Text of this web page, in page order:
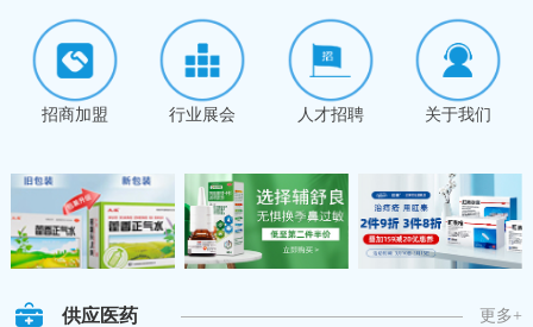
招商加盟 行业展会 人才招聘 关于我们
供应医药 更多+